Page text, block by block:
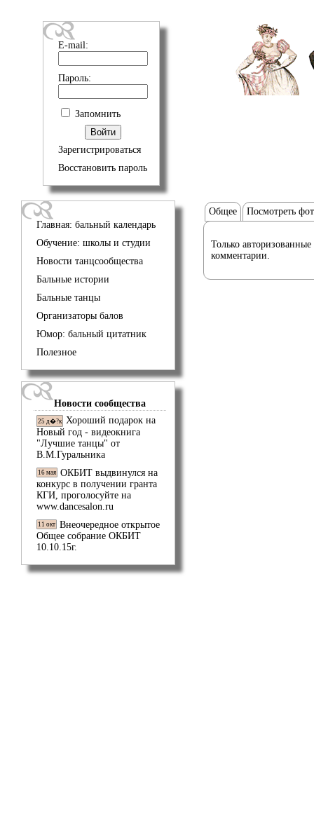
E-mail:
Пароль:
Запомнить
Зарегистрироваться
Восстановить пароль
Главная: бальный календарь
Обучение: школы и студии
Новости танцсообщества
Бальные истории
Бальные танцы
Организаторы балов
Юмор: бальный цитатник
Полезное
Новости сообщества
25 д�?к Хороший подарок на
Новый год - видеокнига
"Лучшие танцы" от
В.М.Гуральника
16 мая ОКБИТ выдвинулся на
конкурс в получении гранта
КГИ, проголосуйте на
www.dancesalon.ru
11 окт Внеочередное открытое
Общее собрание ОКБИТ
10.10.15г.
Общее Посмотреть
Только авторизованные
комментарии.